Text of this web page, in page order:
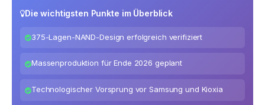
Die wichtigsten Punkte im Überblick
375-Lagen-NAND-Design erfolgreich verifiziert
Massenproduktion für Ende 2026 geplant
Technologischer Vorsprung vor Samsung und Kioxia